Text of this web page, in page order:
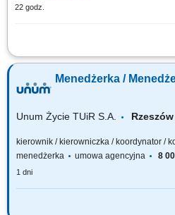
22 godz.
Opis stanowiska: Wspieranie i
Odpowiadanie na pytania
i eskalacji klientów; Zapewnianie
każdej rozmowy; Pełnienie roli
Menedżerka /
Unum Życie TUiR S.A.
kierownik / kierowniczka / koordynator /
menedżerka
umowa agencyjna 8
1 dni